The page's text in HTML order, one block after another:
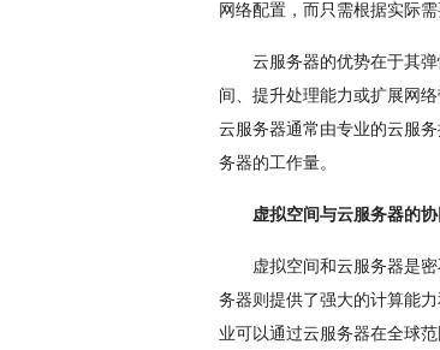
网络配置，而只需根据实际
云服务器的优势在于其
间、提升处理能力或扩展网
云服务器通常由专业的云服
务器的工作量。
虚拟空间与云服务器的协
虚拟空间和云服务器是
务器则提供了强大的计算能
业可以通过云服务器在全球